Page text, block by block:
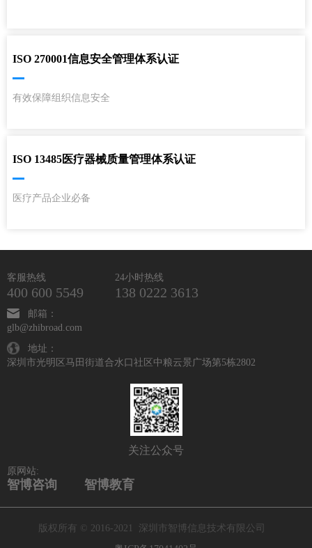
ISO 270001信息安全管理体系认证
有效保障组织信息安全
ISO 13485医疗器械质量管理体系认证
医疗产品企业必备
客服热线
400 600 5549
24小时热线
138 0222 3613
邮箱：
glb@zhibroad.com
地址：
深圳市光明区马田街道合水口社区中粮云景广场第5栋2802
关注公众号
原网站:
智博咨询 智博教育
版权所有 © 2016-2021 深圳市智博信息技术有限公司